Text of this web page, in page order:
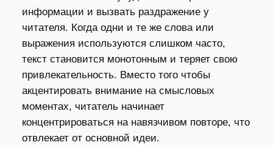
информации и вызвать раздражение у
читателя. Когда одни и те же слова или
выражения используются слишком часто,
текст становится монотонным и теряет свою
привлекательность. Вместо того чтобы
акцентировать внимание на смысловых
моментах, читатель начинает
концентрироваться на навязчивом повторе, что
отвлекает от основной идеи.